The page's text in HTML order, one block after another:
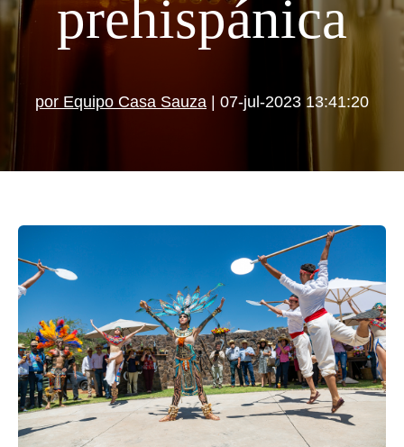
prehispánica
por Equipo Casa Sauza | 07-jul-2023 13:41:20